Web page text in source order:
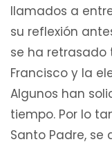
llamados a
su reflexión
se ha
Francisco y la
Algunos han
tiempo. Por lo
Santo Padre,